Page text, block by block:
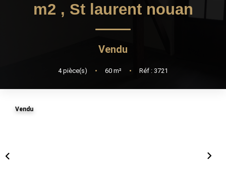
OUTILS
m2 , St laurent nouan
Vendu
4pièce(s) • 60 m² • Réf : 3721
Vendu